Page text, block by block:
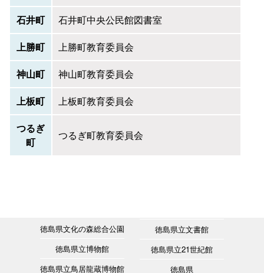
石井町
石井町中央公民館図書室
上勝町
上勝町教育委員会
神山町
神山町教育委員会
上板町
上板町教育委員会
つるぎ
町
つるぎ町教育委員会
徳島県文化の森総合公園
徳島県立博物館
徳島県立鳥居龍蔵博物館
徳島県立文書館
徳島県立21世紀館
徳島県